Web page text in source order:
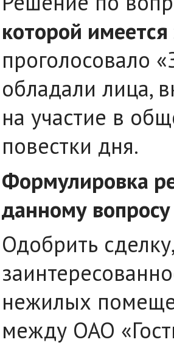
которой
проголосовало
обладали лица,
на участие в
повестки дня.
Формулировка
данному
Одобрить
нежилых
между ОАО